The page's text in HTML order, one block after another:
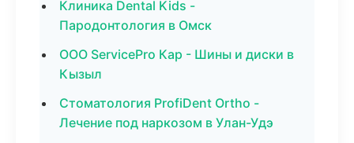
Клиника Dental Kids -
Пародонтология в Омск
ООО ServicePro Кар - Шины и диски в
Кызыл
Стоматология ProfiDent Ortho -
Лечение под наркозом в Улан-Удэ